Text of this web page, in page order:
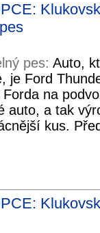
pes: Auto,
je Ford
na
auto, a tak
kus.